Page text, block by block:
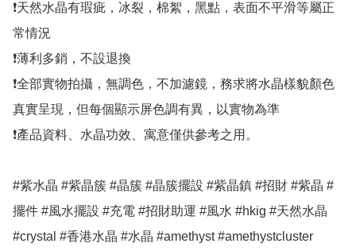
❗天然水晶有瑕疵，冰裂，棉絮，黑點，表面不平滑等屬正
常情況
❗薄利多銷，不設退換
❗全部實物拍攝，無調色，不加濾鏡，務求將水晶樣貌顏色
真實呈現，但每個顯示屏色調有異，以實物為準
❗產品資料、水晶功效、寓意僅供參考之用。
#紫水晶 #紫晶簇 #晶簇 #晶簇擺設 #紫晶鎮 #招財 #紫晶 #
擺件 #風水擺設 #充電 #招財助運 #風水 #hkig #天然水晶
#crystal #香港水晶 #水晶 #amethyst #amethystcluster